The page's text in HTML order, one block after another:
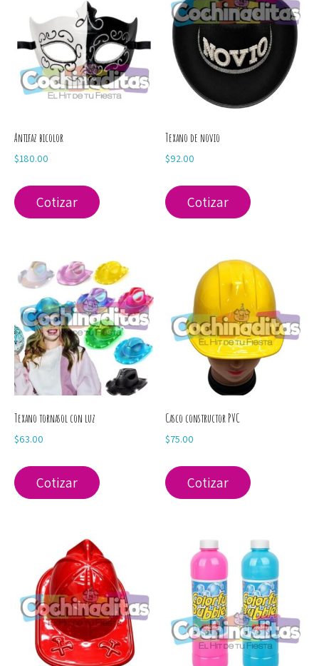
Antifaz bicolor
$180.00
Cotizar
Texano de novio
$92.00
Cotizar
Texano tornasol con luz
$63.00
Cotizar
Casco constructor PVC
$75.00
Cotizar